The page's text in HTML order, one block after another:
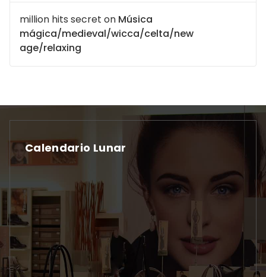
million hits secret on Música
mágica/medieval/wicca/celta/new
age/relaxing
Calendario Lunar